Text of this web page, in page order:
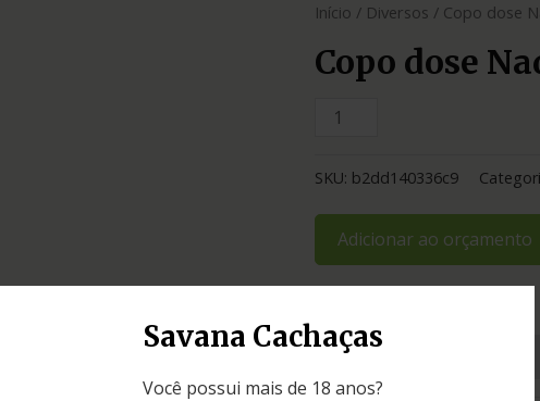
Savana Cachaças
Você possui mais de 18 anos?
Início / Diversos / Copo dose
Copo dose
SKU: b2dd140336c9
Adicionar ao orçamento